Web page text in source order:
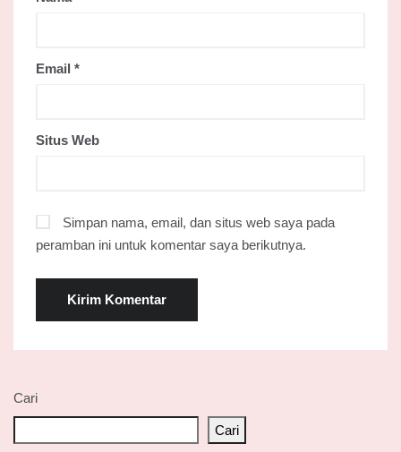
Email *
Situs Web
Simpan nama, email, dan situs web saya pada
peramban ini untuk komentar saya berikutnya.
Cari
Cari